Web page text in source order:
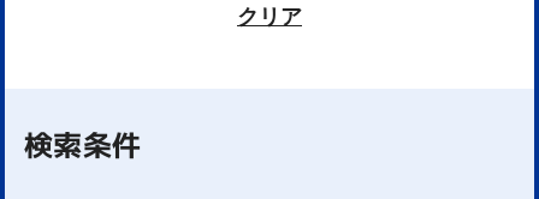
クリア
検索条件